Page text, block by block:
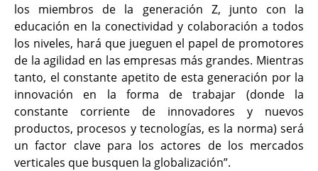
los miembros de la generación Z, junto con la
educación en la conectividad y colaboración a todos
los niveles, hará que jueguen el papel de promotores
de la agilidad en las empresas más grandes. Mientras
tanto, el constante apetito de esta generación por la
innovación en la forma de trabajar (donde la
constante corriente de innovadores y nuevos
productos, procesos y tecnologías, es la norma) será
un factor clave para los actores de los mercados
verticales que busquen la globalización”.